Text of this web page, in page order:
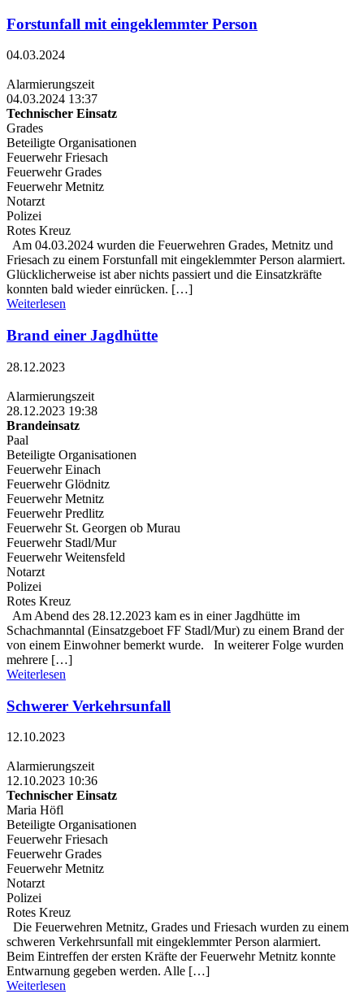
Forstunfall mit eingeklemmter Person
04.03.2024
Alarmierungszeit
04.03.2024 13:37
Technischer Einsatz
Grades
Beteiligte Organisationen
Feuerwehr Friesach
Feuerwehr Grades
Feuerwehr Metnitz
Notarzt
Polizei
Rotes Kreuz
Am 04.03.2024 wurden die Feuerwehren Grades, Metnitz und
Friesach zu einem Forstunfall mit eingeklemmter Person alarmiert.
Glücklicherweise ist aber nichts passiert und die Einsatzkräfte
konnten bald wieder einrücken. […]
Weiterlesen
Brand einer Jagdhütte
28.12.2023
Alarmierungszeit
28.12.2023 19:38
Brandeinsatz
Paal
Beteiligte Organisationen
Feuerwehr Einach
Feuerwehr Glödnitz
Feuerwehr Metnitz
Feuerwehr Predlitz
Feuerwehr St. Georgen ob Murau
Feuerwehr Stadl/Mur
Feuerwehr Weitensfeld
Notarzt
Polizei
Rotes Kreuz
Am Abend des 28.12.2023 kam es in einer Jagdhütte im
Schachmanntal (Einsatzgeboet FF Stadl/Mur) zu einem Brand der
von einem Einwohner bemerkt wurde. In weiterer Folge wurden
mehrere […]
Weiterlesen
Schwerer Verkehrsunfall
12.10.2023
Alarmierungszeit
12.10.2023 10:36
Technischer Einsatz
Maria Höfl
Beteiligte Organisationen
Feuerwehr Friesach
Feuerwehr Grades
Feuerwehr Metnitz
Notarzt
Polizei
Rotes Kreuz
Die Feuerwehren Metnitz, Grades und Friesach wurden zu einem
schweren Verkehrsunfall mit eingeklemmter Person alarmiert.
Beim Eintreffen der ersten Kräfte der Feuerwehr Metnitz konnte
Entwarnung gegeben werden. Alle […]
Weiterlesen